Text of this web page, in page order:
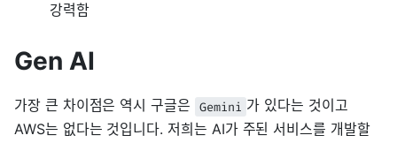
강력함
Gen AI
가장 큰 차이점은 역시 구글은 Gemini 가 있다는 것이고
AWS는 없다는 것입니다. 저희는 AI가 주된 서비스를 개발할